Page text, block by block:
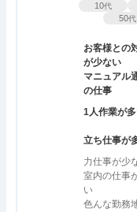
10代
50代
お客様との
が少ない
マニュアル
の仕事
1人作業が
立ち仕事が
力仕事が少
室内の仕事
い
色んな勤務